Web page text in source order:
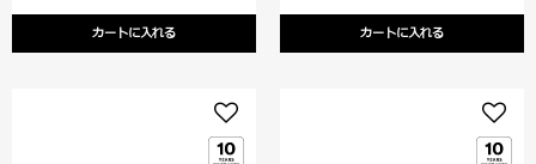
カートに入れる カートに入れる